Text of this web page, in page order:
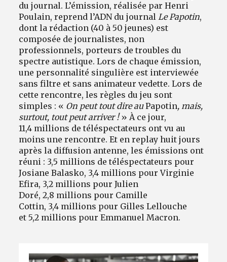
du journal. L’émission, réalisée par Henri
Poulain, reprend l’ADN du journalLe Papotin,
dont la rédaction (40 à 50 jeunes) est
composée de journalistes, non
professionnels, porteurs de troubles du
spectre autistique. Lors de chaque émission,
une personnalité singulière est interviewée
sans filtre et sans animateur vedette. Lors de
cette rencontre, les règles du jeu sont
simples : « On peut tout dire auPapotin, mais,
surtout, tout peut arriver !» À ce jour,
11,4 millions de téléspectateurs ont vu au
moins une rencontre. Et en replay huit jours
après la diffusion antenne, les émissions ont
réuni : 3,5 millions de téléspectateurs pour
Josiane Balasko, 3,4 millions pour Virginie
Efira, 3,2 millions pour Julien
Doré, 2,8 millions pour Camille
Cottin, 3,4 millions pour Gilles Lellouche
et 5,2 millions pour Emmanuel Macron.